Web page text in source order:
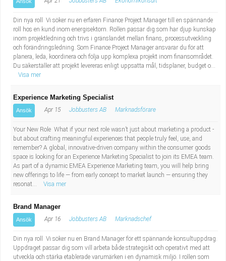
Din nya roll Vi söker nu en erfaren Finance Project Manager till en spännande
roll hos en kund inom energisektorn. Rollen passar dig som har djup kunskap
inom projektledning och trivs i gränslandet mellan finans, processutveckling
och förändringsledning. Som Finance Project Manager ansvarar du för att
planera, leda, koordinera och följa upp komplexa projekt inom finansområdet.
Du säkerställer att projekt levereras enligt uppsatta mål, tidsplaner, budget o...
Visa mer
Experience Marketing Specialist
Ansök Apr 15 Jobbusters AB Marknadsförare
Your New Role What if your next role wasn’t just about marketing a product -
but about crafting meaningful experiences that people truly feel, use, and
remember? A global, innovative-driven company within the consumer goods
space is looking for an Experience Marketing Specialist to join its EMEA team.
As part of a dynamic EMEA Experience Marketing team, you will help bring
new offerings to life — from early concept to market launch — ensuring they
resonat...
Visa mer
Brand Manager
Ansök Apr 16 Jobbusters AB Marknadschef
Din nya roll Vi söker nu en Brand Manager för ett spännande konsultuppdrag.
Uppdraget passar dig som vill arbeta både strategiskt och operativt med att
utveckla och stärka etablerade varumärken i en dynamisk miljö. I rollen som